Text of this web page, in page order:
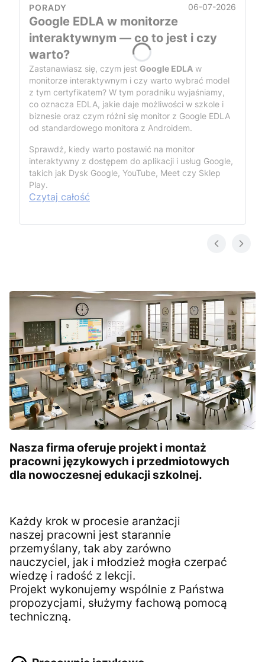
PORADY 06-07-2026
Google EDLA w monitorze
interaktywnym — co to jest i czy
warto?
Zastanawiasz się, czym jest Google EDLA w
monitorze interaktywnym i czy warto wybrać model
z tym certyfikatem? W tym poradniku wyjaśniamy,
co oznacza EDLA, jakie daje możliwości w szkole i
biznesie oraz czym różni się monitor z Google EDLA
od standardowego monitora z Androidem.
Sprawdź, kiedy warto postawić na monitor
interaktywny z dostępem do aplikacji i usług Google,
takich jak Dysk Google, YouTube, Meet czy Sklep
Play.
Czytaj całość
Nasza firma oferuje projekt i montaż
pracowni językowych i przedmiotowych
dla nowoczesnej edukacji szkolnej.
Każdy krok w procesie aranżacji
naszej pracowni jest starannie
przemyślany, tak aby zarówno
nauczyciel, jak i młodzież mogła czerpać
wiedzę i radość z lekcji.
Projekt wykonujemy wspólnie z Państwa
propozycjami, służymy fachową pomocą
techniczną.